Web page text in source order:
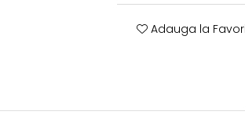
Adauga la